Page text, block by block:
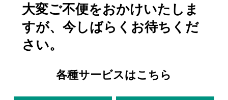
大変ご不便をおかけいたしま
すが、今しばらくお待ちくだ
さい。
各種サービスはこちら